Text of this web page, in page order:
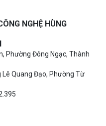
NGHỆ HÙNG
Phường Đông Ngạc, Thành
Lê Quang Đạo, Phường Từ